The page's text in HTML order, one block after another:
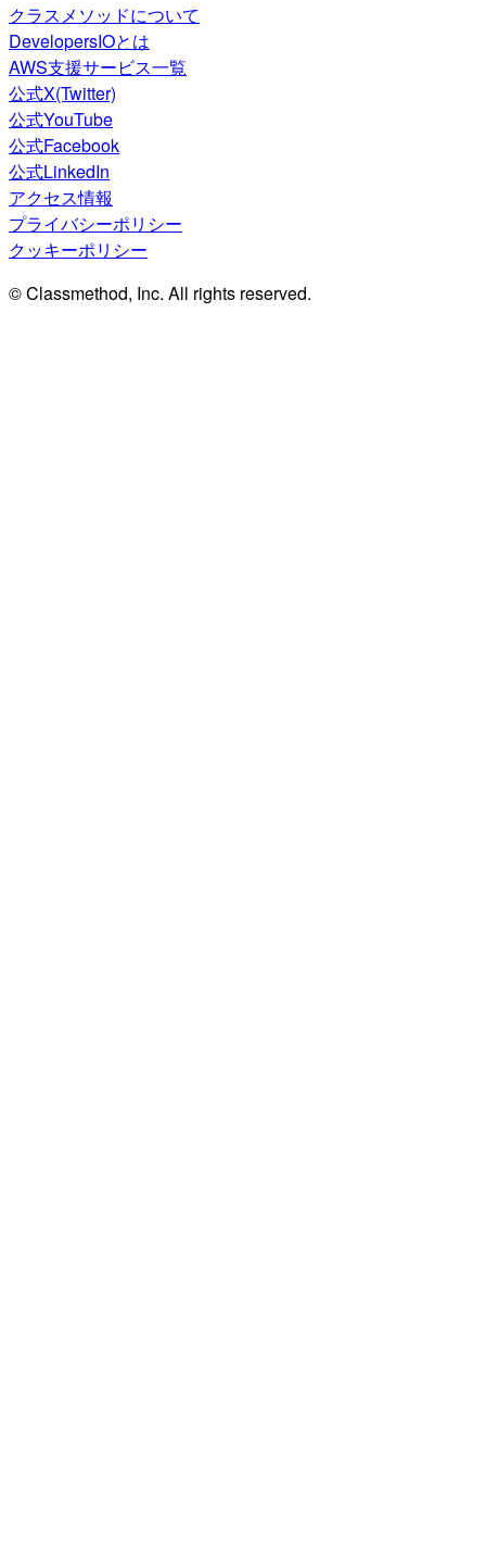
クラスメソッドについて
DevelopersIOとは
AWS支援サービス一覧
公式X(Twitter)
公式YouTube
公式Facebook
公式LinkedIn
アクセス情報
プライバシーポリシー
クッキーポリシー
© Classmethod, Inc. All rights reserved.